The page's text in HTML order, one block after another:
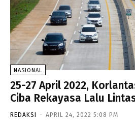
NASIONAL
25-27 April 2022,
Ciba Rekayasa Lalu
REDAKSI - APRIL 24, 2022 5:08 PM